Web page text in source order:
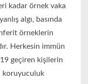
kadar örnek vaka
algı, basında
örneklerin
Herkesin immün
geçiren kişilerin
koruyuculuk